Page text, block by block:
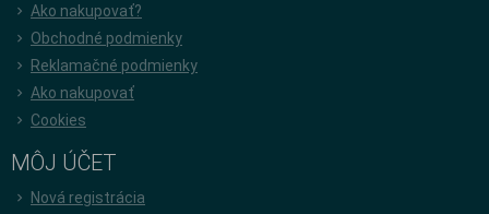
Ako nakupovať?
Obchodné podmienky
Reklamačné podmienky
Ako nakupovať
Cookies
MÔJ ÚČET
Nová registrácia